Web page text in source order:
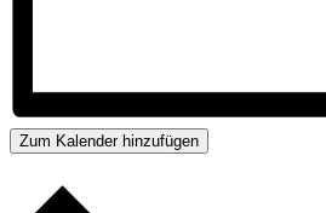
Zum Kalender hinzufügen